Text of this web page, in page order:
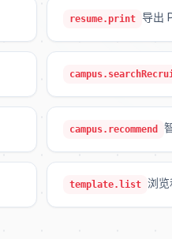
resume.print 导出
campus.recommend
template.list 浏览